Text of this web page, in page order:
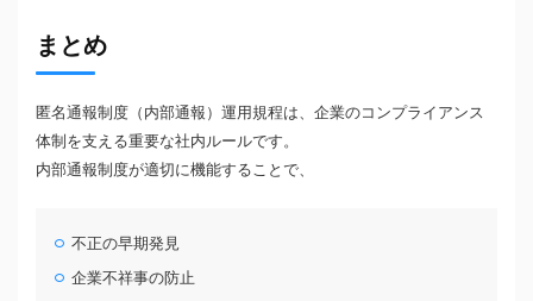
まとめ
匿名通報制度（内部通報）運用規程は、企業のコンプライアンス
体制を支える重要な社内ルールです。
内部通報制度が適切に機能することで、
不正の早期発見
企業不祥事の防止